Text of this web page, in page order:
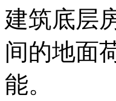
建筑底层
间的地面
能。